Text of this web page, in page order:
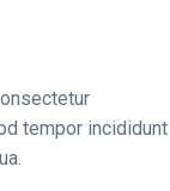
tempor incididunt